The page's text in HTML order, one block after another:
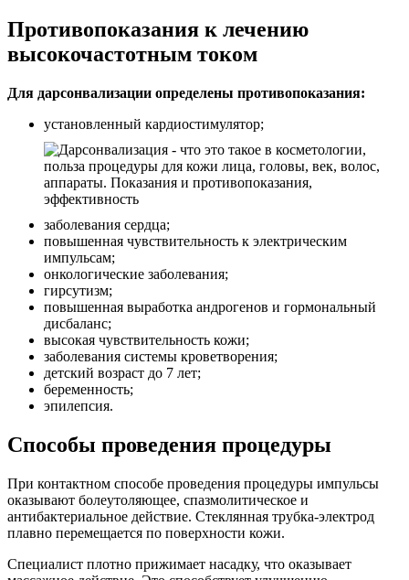
Противопоказания к лечению
высокочастотным током
Для дарсонвализации определены противопоказания:
установленный кардиостимулятор;
заболевания сердца;
повышенная чувствительность к электрическим
импульсам;
онкологические заболевания;
гирсутизм;
повышенная выработка андрогенов и гормональный
дисбаланс;
высокая чувствительность кожи;
заболевания системы кроветворения;
детский возраст до 7 лет;
беременность;
эпилепсия.
Способы проведения процедуры
При контактном способе проведения процедуры импульсы
оказывают болеутоляющее, спазмолитическое и
антибактериальное действие. Стеклянная трубка-электрод
плавно перемещается по поверхности кожи.
Специалист плотно прижимает насадку, что оказывает